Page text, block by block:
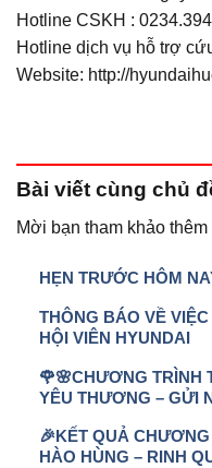
Hotline CSKH :
Hotline dịch vụ hỗ trợ
Website: http://
Bài viết cùng chủ
Mời bạn tham khảo
HẸN TRƯỚC HÔM
THÔNG BÁO VỀ
HỘI VIÊN HYUNDAI
🌹🌸CHƯƠNG TRÌNH
YÊU THƯƠNG – GỬI
🎉KẾT QUẢ
HÀO HÙNG – RINH